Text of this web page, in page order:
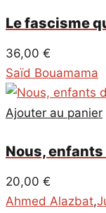
Le fascisme
36,00 €
Saïd Bouamama
Ajouter au panier
Nous, enfants
20,00 €
Ahmed Alazbat,